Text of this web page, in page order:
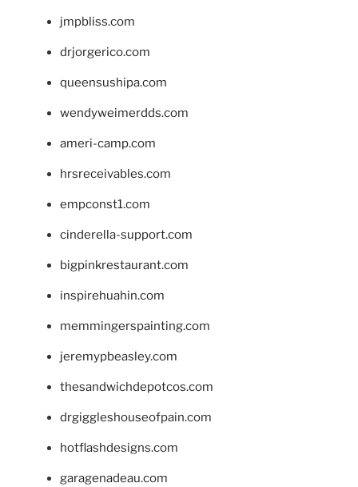
jmpbliss.com
drjorgerico.com
queensushipa.com
wendyweimerdds.com
ameri-camp.com
hrsreceivables.com
empconst1.com
cinderella-support.com
bigpinkrestaurant.com
inspirehuahin.com
memmingerspainting.com
jeremypbeasley.com
thesandwichdepotcos.com
drgiggleshouseofpain.com
hotflashdesigns.com
garagenadeau.com